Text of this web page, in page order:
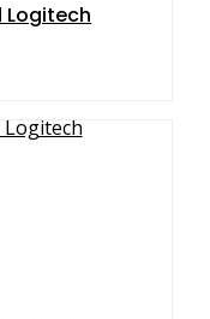
Logitech